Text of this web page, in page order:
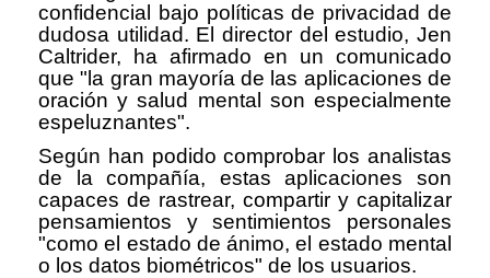
confidencial bajo políticas de privacidad de
dudosa utilidad. El director del estudio, Jen
Caltrider, ha afirmado en un comunicado
que "la gran mayoría de las aplicaciones de
oración y salud mental son especialmente
espeluznantes".
Según han podido comprobar los analistas
de la compañía, estas aplicaciones son
capaces de rastrear, compartir y capitalizar
pensamientos y sentimientos personales
"como el estado de ánimo, el estado mental
o los datos biométricos" de los usuarios.